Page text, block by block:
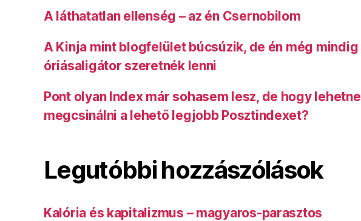
A láthatatlan ellenség – az én Csernobilom
A Kinja mint blogfelület búcsúzik, de én még mindig
óriásaligátor szeretnék lenni
Pont olyan Index már sohasem lesz, de hogy lehetne
megcsinálni a lehető legjobb Posztindexet?
Legutóbbi hozzászólások
Kalória és kapitalizmus – magyaros-parasztos